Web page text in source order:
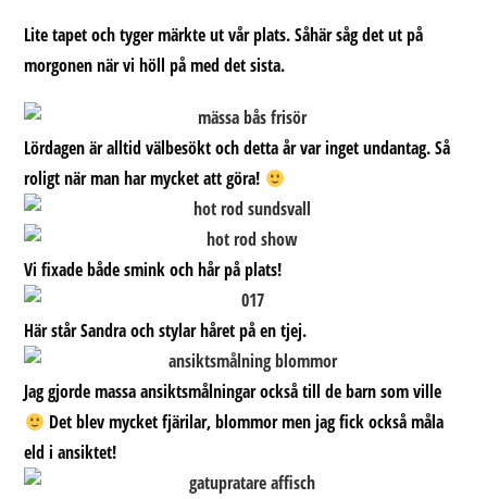
Lite tapet och tyger märkte ut vår plats. Såhär såg det ut på
morgonen när vi höll på med det sista.
Lördagen är alltid välbesökt och detta år var inget undantag. Så
roligt när man har mycket att göra!
Vi fixade både smink och hår på plats!
Här står Sandra och stylar håret på en tjej.
Jag gjorde massa ansiktsmålningar också till de barn som ville
Det blev mycket fjärilar, blommor men jag fick också måla
eld i ansiktet!